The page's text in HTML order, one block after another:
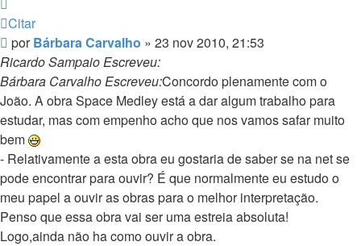
Citar
Mensagem
porBárbara Carvalho » 23 nov 2010, 21:53
Ricardo Sampaio Escreveu:
Bárbara Carvalho Escreveu:Concordo plenamente com o
João. A obra Space Medley está a dar algum trabalho para
estudar, mas com empenho acho que nos vamos safar muito
bem
- Relativamente a esta obra eu gostaria de saber se na net se
pode encontrar para ouvir? É que normalmente eu estudo o
meu papel a ouvir as obras para o melhor interpretação.
Penso que essa obra vai ser uma estreia absoluta!
Logo,ainda não ha como ouvir a obra.